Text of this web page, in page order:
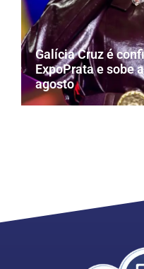
Galícia Cruz é
ExpoPrata e sobe
agosto